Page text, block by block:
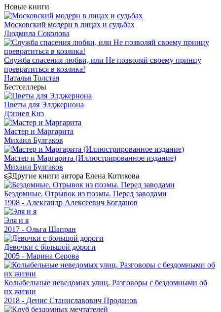
Новые книги
Московский модерн в лицах и судьбах
Людмила Соколова
Служба спасения любви, или Не позволяй своему принцу
превратиться в козлика!
Наталья Толстая
Бестселлеры
Цветы для Элджернона
Дэниел Киз
Мастер и Маргарита
Михаил Булгаков
Мастер и Маргарита (Иллюстрированное издание)
Михаил Булгаков
Другие книги автора Елена Котикова
Бездомные. Отрывок из поэмы. Перед заводами
1908 - Александр Алексеевич Богданов
Эля и я
2017 - Ольга Шапран
Девочки с большой дороги
2005 - Марина Серова
Колыбельные неведомых улиц. Разговоры с бездомными об
их жизни
2018 - Денис Станиславович Проданов